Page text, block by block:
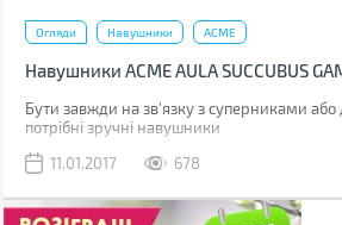
Огляди Навушники ACME
Навушники ACME AULA SUCCUBUS
Бути завжди на зв'язку з суперниками
потрібні зручні навушники
11.01.2017
678